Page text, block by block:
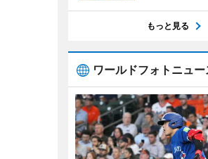
もっと見る
ワールドフォトニュー